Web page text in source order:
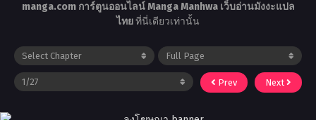
manga.com การ์ตูนออนไลน์ Manga Manhwa เว็บอ่านมังงะแปล
ไทยที่นี่เดียวเท่านั้น
Prev Next